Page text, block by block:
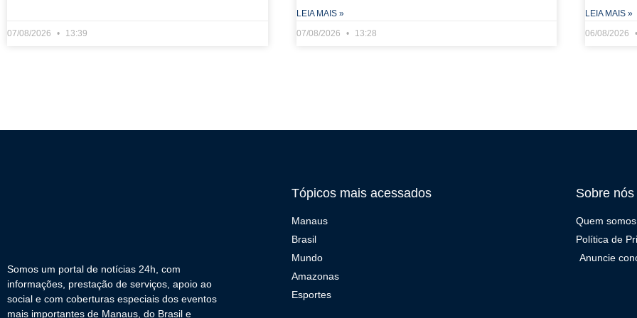
07/08/2026 13:39
LEIA MAIS »
07/08/2026
13:28
LEIA MAIS »
06/08/2026
Somos um portal de notícias 24h, com
informações, prestação de serviços, apoio ao
social e com coberturas especiais dos eventos
mais importantes de Manaus, do Brasil e
Tópicos mais acessados
Manaus
Brasil
Mundo
Amazonas
Esportes
Sobre nós
Quem somos
Política de
Anuncie